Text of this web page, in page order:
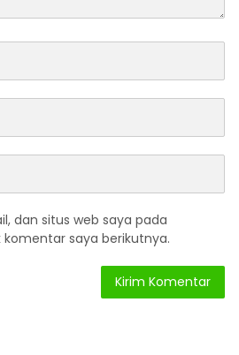
dan situs web saya pada
saya berikutnya.